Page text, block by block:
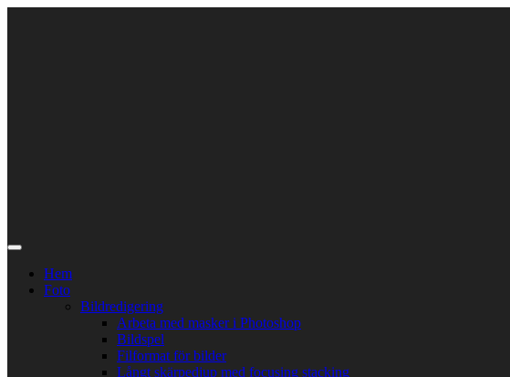
Hem
Foto
Bildredigering
Arbeta med masker i Photoshop
Bildspel
Filformat för bilder
Långt skärpedjup med focusing stacking